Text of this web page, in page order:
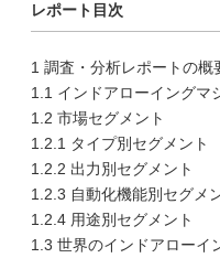
レポート目次
1 調査・分析レポートの概
1.1 インドアローイングマ
1.2 市場セグメント
1.2.1 タイプ別セグメント
1.2.2 出力別セグメント
1.2.3 自動化機能別セグメ
1.2.4 用途別セグメント
1.3 世界のインドアローイ